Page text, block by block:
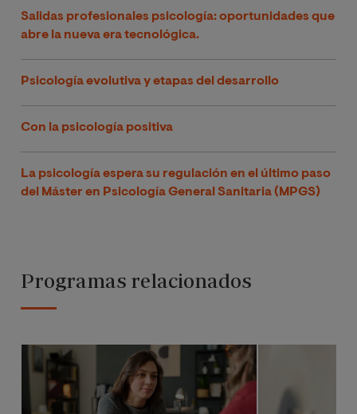
Salidas profesionales psicología: oportunidades que
abre la nueva era tecnológica.
Psicología evolutiva y etapas del desarrollo
Con la psicología positiva
La psicología espera su regulación en el último paso
del Máster en Psicología General Sanitaria (MPGS)
Programas relacionados